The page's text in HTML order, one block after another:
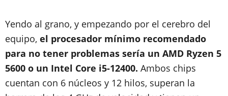
Yendo al grano, y empezando por el cerebro del
equipo, el procesador mínimo recomendado
para no tener problemas sería un AMD Ryzen 5
5600 o un Intel Core i5-12400. Ambos chips
cuentan con 6 núcleos y 12 hilos, superan la